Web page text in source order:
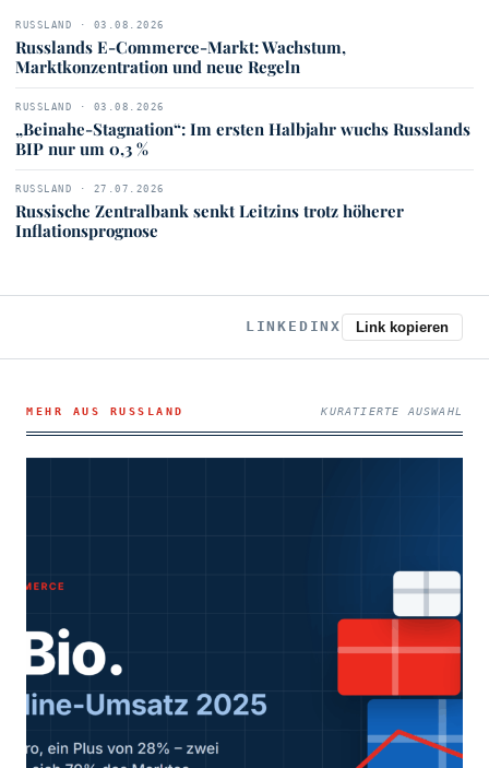
RUSSLAND · 03.08.2026
Russlands E-Commerce-Markt: Wachstum,
Marktkonzentration und neue Regeln
RUSSLAND · 03.08.2026
„Beinahe-Stagnation“: Im ersten Halbjahr wuchs Russlands
BIP nur um 0,3 %
RUSSLAND · 27.07.2026
Russische Zentralbank senkt Leitzins trotz höherer
Inflationsprognose
LINKEDINX Link kopieren
MEHR AUS RUSSLAND KURATIERTE AUSWAHL